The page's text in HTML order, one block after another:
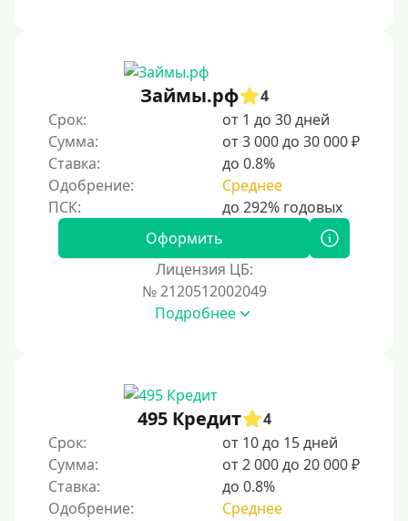
Онлайн круглосуточно
На карту круглосуточно
24/7
Деньги в долг
В долг на карту
Срок
10 дней
2 недели
15 дней
Займы.рф
4
Срок:
от 1 до 30 дней
Сумма:
от 3 000 до 30 000 ₽
Ставка:
до 0.8%
Одобрение:
Среднее
Оформить
Лицензия ЦБ:
№ 2120512002049
Подробнее
495 Кредит
4
Срок:
от 10 до 15 дней
Сумма:
от 2 000 до 20 000 ₽
Ставка:
до 0.8%
Одобрение:
Среднее